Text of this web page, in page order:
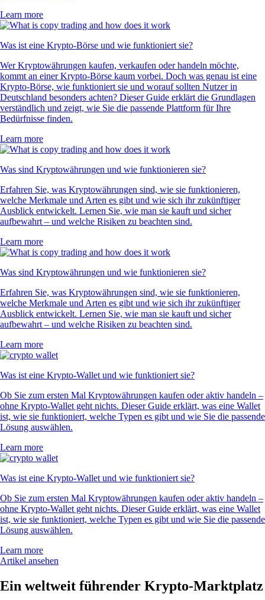
Learn more
Was ist eine Krypto-Börse und wie funktioniert sie?
Wer Kryptowährungen kaufen, verkaufen oder handeln möchte,
kommt an einer Krypto-Börse kaum vorbei. Doch was genau ist eine
Krypto-Börse, wie funktioniert sie und worauf sollten Nutzer in
Deutschland besonders achten? Dieser Guide erklärt die Grundlagen
verständlich und zeigt, wie Sie die passende Plattform für Ihre
Bedürfnisse finden.
Learn more
Was sind Kryptowährungen und wie funktionieren sie?
Erfahren Sie, was Kryptowährungen sind, wie sie funktionieren,
welche Merkmale und Arten es gibt und wie sich ihr zukünftiger
Ausblick entwickelt. Lernen Sie, wie man sie kauft und sicher
aufbewahrt – und welche Risiken zu beachten sind.
Learn more
Was sind Kryptowährungen und wie funktionieren sie?
Erfahren Sie, was Kryptowährungen sind, wie sie funktionieren,
welche Merkmale und Arten es gibt und wie sich ihr zukünftiger
Ausblick entwickelt. Lernen Sie, wie man sie kauft und sicher
aufbewahrt – und welche Risiken zu beachten sind.
Learn more
Was ist eine Krypto-Wallet und wie funktioniert sie?
Ob Sie zum ersten Mal Kryptowährungen kaufen oder aktiv handeln –
ohne Krypto-Wallet geht nichts. Dieser Guide erklärt, was eine Wallet
ist, wie sie funktioniert, welche Typen es gibt und wie Sie die passende
Lösung auswählen.
Learn more
Was ist eine Krypto-Wallet und wie funktioniert sie?
Ob Sie zum ersten Mal Kryptowährungen kaufen oder aktiv handeln –
ohne Krypto-Wallet geht nichts. Dieser Guide erklärt, was eine Wallet
ist, wie sie funktioniert, welche Typen es gibt und wie Sie die passende
Lösung auswählen.
Learn more
Artikel ansehen
Ein weltweit führender Krypto-Marktplatz